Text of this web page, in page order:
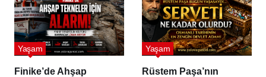
Finike’de Ahşap
Yaşam
Rüstem Paşa’nın
Yaşam